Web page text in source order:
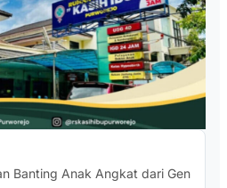
Banting Anak Angkat dari